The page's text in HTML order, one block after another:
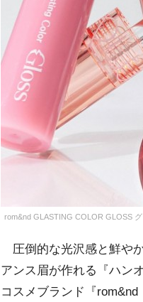
rom&nd GLASTING COLOR GLOSS
圧倒的な光沢感と鮮や
アンス眉が作れる『ハン
コスメブランド『